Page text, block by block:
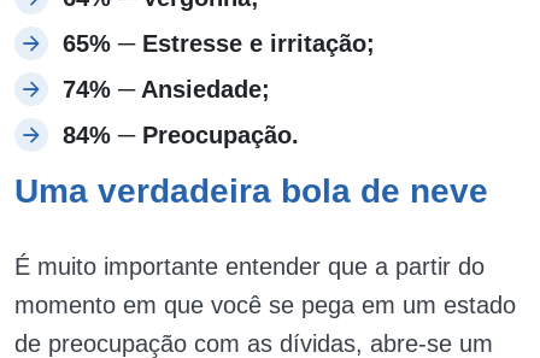
65% ─ Estresse e irritação;
74% ─ Ansiedade;
84% ─ Preocupação.
Uma verdadeira bola de neve
É muito importante entender que a partir do
momento em que você se pega em um estado
de preocupação com as dívidas, abre-se um